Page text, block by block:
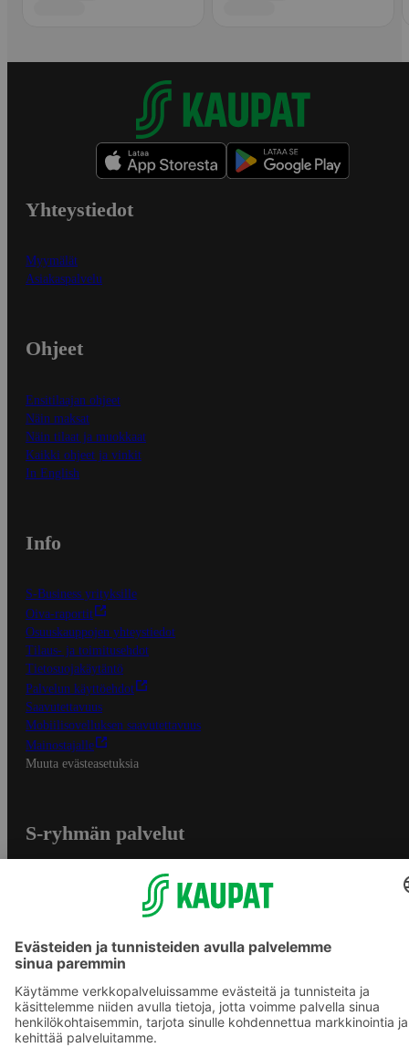
Yhteystiedot
Myymälät
Asiakaspalvelu
Ohjeet
Ensitilaajan ohjeet
Näin maksat
Näin tilaat ja muokkaat
Kaikki ohjeet ja vinkit
In English
Info
S-Business yrityksille
Oiva-raportit
Osuuskauppojen yhteystiedot
Tilaus- ja toimitusehdot
Tietosuojakäytäntö
Palvelun käyttöehdot
Saavutettavuus
Mobiilisovelluksen saavutettavuus
Mainostajalle
Muuta evästeasetuksia
S-ryhmän palvelut
S-ostoslista -sovellus
Prisma.fi
Sokos.fi
S-Pankki
Yhteishyvä
Sokos Hotels